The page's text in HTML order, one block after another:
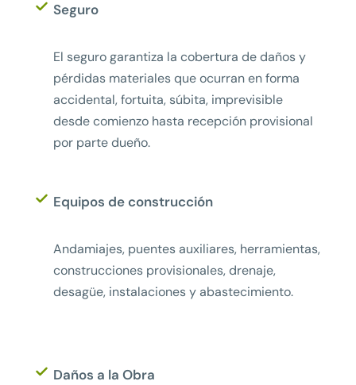
Seguro
El seguro garantiza la cobertura de daños y
pérdidas materiales que ocurran en forma
accidental, fortuita, súbita, imprevisible
desde comienzo hasta recepción provisional
por parte dueño.
Equipos de construcción
Andamiajes, puentes auxiliares, herramientas,
construcciones provisionales, drenaje,
desagüe, instalaciones y abastecimiento.
Daños a la Obra